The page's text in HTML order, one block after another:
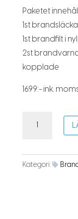
Paketet
1st
1st brandfilt i
2st
kopplade
1699:- ink.
Brandskydd
Kategori: